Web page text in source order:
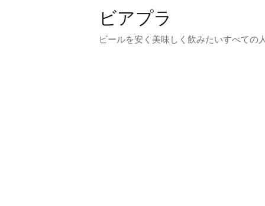
ビアプラ
ビールを安く美味しく飲みたいすべての